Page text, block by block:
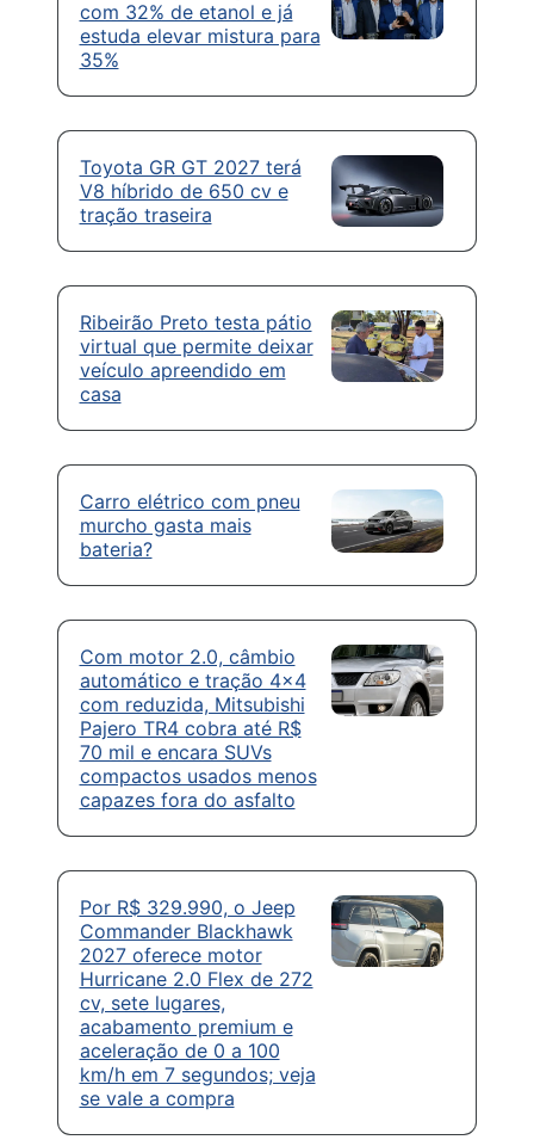
com 32% de etanol e já
estuda elevar mistura para
35%
Toyota GR GT 2027 terá
V8 híbrido de 650 cv e
tração traseira
Ribeirão Preto testa pátio
virtual que permite deixar
veículo apreendido em
casa
Carro elétrico com pneu
murcho gasta mais
bateria?
Com motor 2.0, câmbio
automático e tração 4×4
com reduzida, Mitsubishi
Pajero TR4 cobra até R$
70 mil e encara SUVs
compactos usados menos
capazes fora do asfalto
Por R$ 329.990, o Jeep
Commander Blackhawk
2027 oferece motor
Hurricane 2.0 Flex de 272
cv, sete lugares,
acabamento premium e
aceleração de 0 a 100
km/h em 7 segundos; veja
se vale a compra